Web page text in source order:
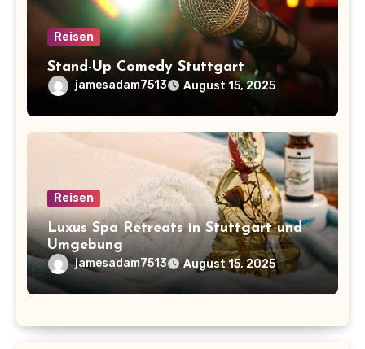
Reisen
Stand-Up Comedy Stuttgart
jamesadam7513 August 15, 2025
Reisen
Luxus Spa Retreats in Stuttgart und
Umgebung
jamesadam7513 August 15, 2025